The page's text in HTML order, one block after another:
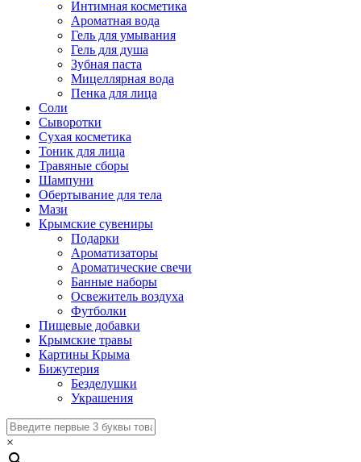
Интимная косметика
Ароматная вода
Гель для умывания
Гель для душа
Зубная паста
Мицеллярная вода
Пенка для лица
Соли
Сыворотки
Сухая косметика
Тоник для лица
Травяные сборы
Шампуни
Обертывание для тела
Мази
Крымские сувениры
Подарки
Ароматизаторы
Ароматические свечи
Банные наборы
Освежитель воздуха
Футболки
Пищевые добавки
Крымские травы
Картины Крыма
Бижутерия
Безделушки
Украшения
×